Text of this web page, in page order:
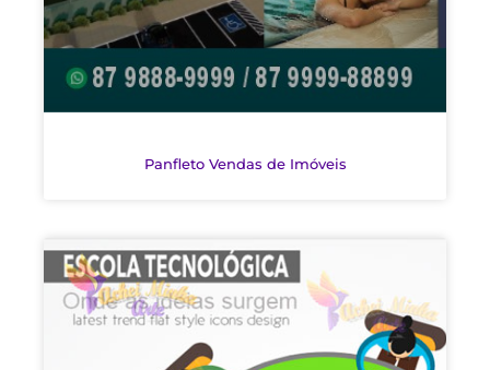
Panfleto Vendas de Imóveis